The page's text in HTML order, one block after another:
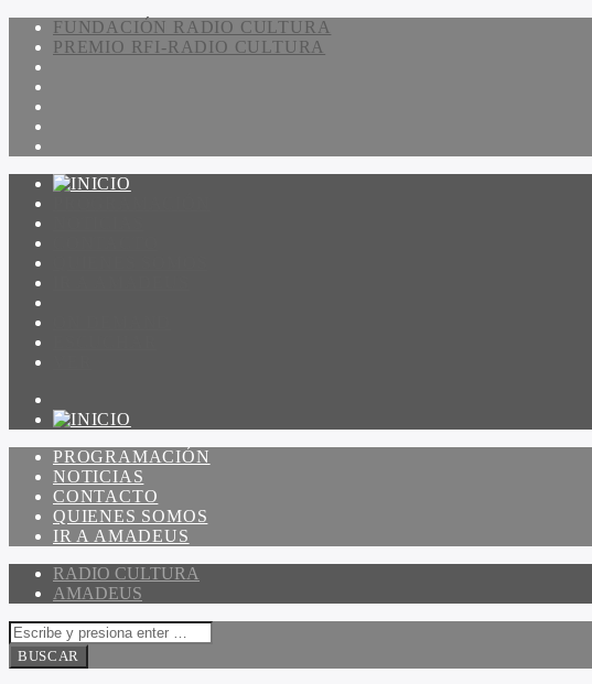
FUNDACIÓN RADIO CULTURA
PREMIO RFI-RADIO CULTURA
PROGRAMACIÓN
NOTICIAS
CONTACTO
QUIENES SOMOS
IR A AMADEUS
RADIO CULTURA
AMADEUS